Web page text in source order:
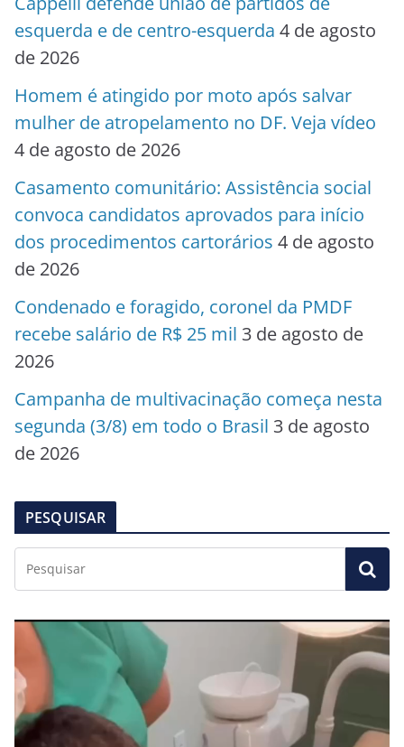
esquerda e de centro-esquerda 4 de agosto
de 2026
Homem é atingido por moto após salvar
mulher de atropelamento no DF. Veja vídeo
4 de agosto de 2026
Casamento comunitário: Assistência social
convoca candidatos aprovados para início
dos procedimentos cartorários 4 de agosto
de 2026
Condenado e foragido, coronel da PMDF
recebe salário de R$ 25 mil 3 de agosto de
2026
Campanha de multivacinação começa nesta
segunda (3/8) em todo o Brasil 3 de agosto
de 2026
PESQUISAR